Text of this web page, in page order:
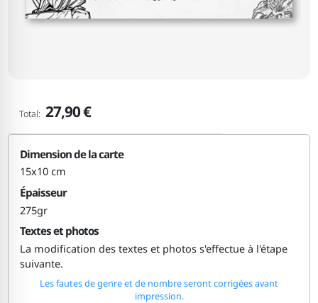
Total: 27,90 €
Dimension de la carte
15x10 cm
Épaisseur
275gr
Textes et photos
La modification des textes et photos s'effectue à l'étape
suivante.
Les fautes de genre et de nombre seront corrigées avant
impression.